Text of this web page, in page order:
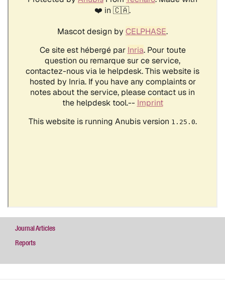
Journal Articles
Reports